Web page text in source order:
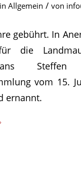
inAllgemein / von
gebührt. In
die
vom 15.
ernannt.